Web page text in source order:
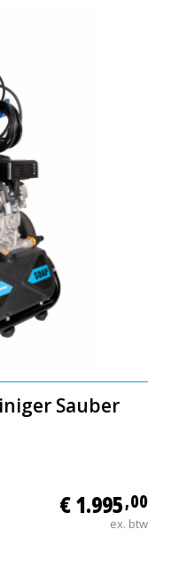
Sauber
€ 1.995,00
ex. btw